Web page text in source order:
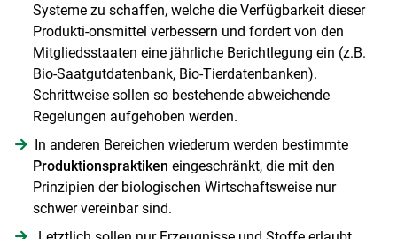
Systeme zu schaffen, welche die Verfügbarkeit dieser
Produkti-onsmittel verbessern und fordert von den
Mitgliedsstaaten eine jährliche Berichtlegung ein (z.B.
Bio-Saatgutdatenbank, Bio-Tierdatenbanken).
Schrittweise sollen so bestehende abweichende
Regelungen aufgehoben werden.
In anderen Bereichen wiederum werden bestimmte
Produktionspraktiken eingeschränkt, die mit den
Prinzipien der biologischen Wirtschaftsweise nur
schwer vereinbar sind.